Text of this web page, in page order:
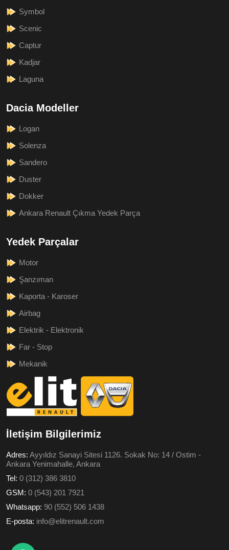
Symbol
Scenic
Captur
Kadjar
Laguna
Dacia Modeller
Logan
Solenza
Sandero
Duster
Dokker
Ankara Renault Çıkma Yedek Parça
Yedek Parçalar
Motor
Şanzıman
Kaporta - Karoser
Airbag
Elektrik - Elektronik
Far - Stop
Mekanik
İletişim Bilgilerimiz
Adres: Ayyıldız Sanayi Sitesi 1126. Sokak No: 14 / Ostim -
Ankara Yenimahalle, Ankara
Tel: 0 (312) 386 3810
GSM: 0 (543) 201 7921
Whatsapp: 90 (552) 506 1438
E-posta: info@elitrenault.com